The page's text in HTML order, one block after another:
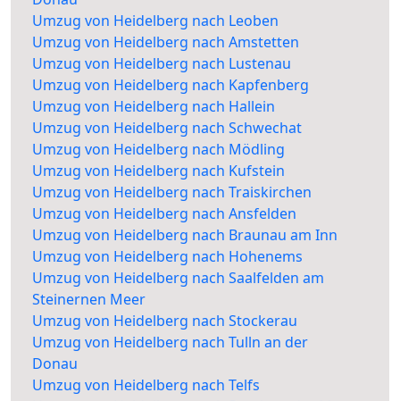
Umzug von Heidelberg nach Leoben
Umzug von Heidelberg nach Amstetten
Umzug von Heidelberg nach Lustenau
Umzug von Heidelberg nach Kapfenberg
Umzug von Heidelberg nach Hallein
Umzug von Heidelberg nach Schwechat
Umzug von Heidelberg nach Mödling
Umzug von Heidelberg nach Kufstein
Umzug von Heidelberg nach Traiskirchen
Umzug von Heidelberg nach Ansfelden
Umzug von Heidelberg nach Braunau am Inn
Umzug von Heidelberg nach Hohenems
Umzug von Heidelberg nach Saalfelden am
Steinernen Meer
Umzug von Heidelberg nach Stockerau
Umzug von Heidelberg nach Tulln an der
Donau
Umzug von Heidelberg nach Telfs